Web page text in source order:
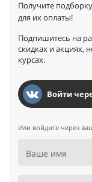
Получите
для их оплаты!
Подпишитесь на
скидках и акциях,
курсах.
Войти
Или войдите через
Ваше имя